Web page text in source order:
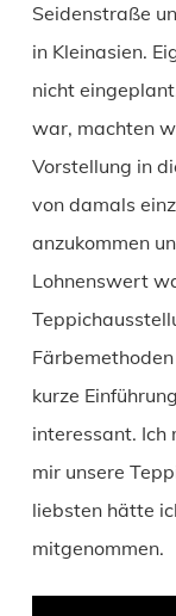
Seidenstraße
in Kleinasien.
nicht
war, machten
Vorstellung in
von damals
anzukommen
Lohnenswert
kurze
interessant. Ich
mir unsere
liebsten hätte
mitgenommen.